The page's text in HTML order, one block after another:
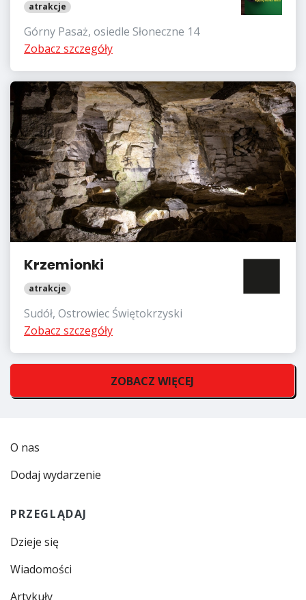
atrakcje
Górny Pasaż, osiedle Słoneczne 14
Zobacz szczegóły
Krzemionki
atrakcje
Sudół, Ostrowiec Świętokrzyski
Zobacz szczegóły
ZOBACZ WIĘCEJ
O nas
Dodaj wydarzenie
PRZEGLĄDAJ
Dzieje się
Wiadomości
Artykuły